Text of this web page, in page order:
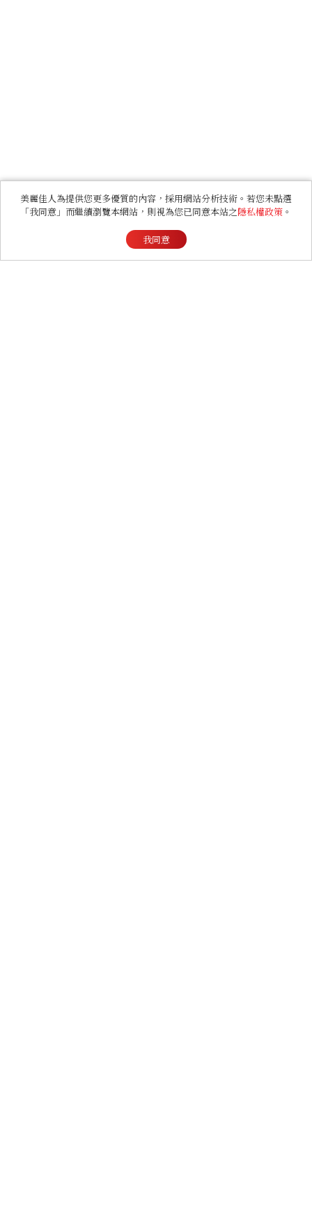
美麗佳人為提供您更多優質的內容，採用網站分析技術。若您未點選
「我同意」而繼續瀏覽本網站，則視為您已同意本站之隱私權政策 。
我同意